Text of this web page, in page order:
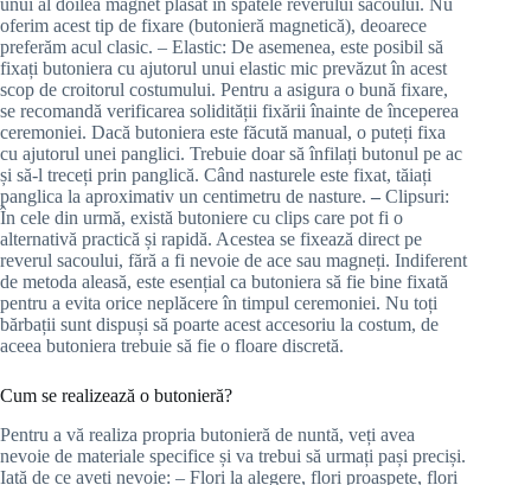
unui al doilea magnet plasat în spatele reverului sacoului. Nu
oferim acest tip de fixare (butonieră magnetică), deoarece
preferăm acul clasic. – Elastic: De asemenea, este posibil să
fixați butoniera cu ajutorul unui elastic mic prevăzut în acest
scop de croitorul costumului. Pentru a asigura o bună fixare,
se recomandă verificarea solidității fixării înainte de începerea
ceremoniei. Dacă butoniera este făcută manual, o puteți fixa
cu ajutorul unei panglici. Trebuie doar să înfilați butonul pe ac
și să-l treceți prin panglică. Când nasturele este fixat, tăiați
panglica la aproximativ un centimetru de nasture. – Clipsuri:
În cele din urmă, există butoniere cu clips care pot fi o
alternativă practică și rapidă. Acestea se fixează direct pe
reverul sacoului, fără a fi nevoie de ace sau magneți. Indiferent
de metoda aleasă, este esențial ca butoniera să fie bine fixată
pentru a evita orice neplăcere în timpul ceremoniei. Nu toți
bărbații sunt dispuși să poarte acest accesoriu la costum, de
aceea butoniera trebuie să fie o floare discretă.
Cum se realizează o butonieră?
Pentru a vă realiza propria butonieră de nuntă, veți avea
nevoie de materiale specifice și va trebui să urmați pași preciși.
Iată de ce aveți nevoie: – Flori la alegere, flori proaspete, flori